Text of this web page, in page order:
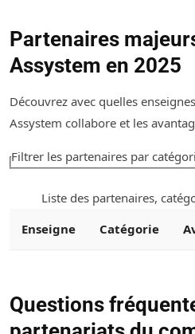
Partenaires
Assystem en 2025
Découvrez avec quelles
Assystem collabore et les
Filtrer les partenaires par
Liste des partenaires,
Enseigne
Catégorie
Questions